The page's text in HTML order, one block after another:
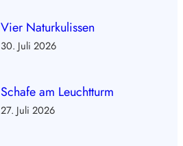
Vier Naturkulissen
30. Juli 2026
Schafe am Leuchtturm
27. Juli 2026